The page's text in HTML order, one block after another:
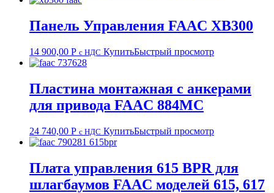
Панель Управления FAAC XB300
14 900,00 Р с НДС КупитьБыстрый просмотр
Пластина монтажная с анкерами
для привода FAAC 884MC
24 740,00 Р с НДС КупитьБыстрый просмотр
Плата управления 615 BPR для
шлагбаумов FAAC моделей 615, 617